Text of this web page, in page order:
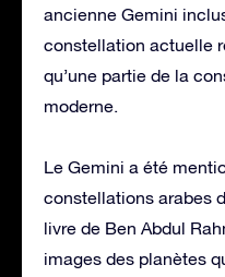
ancienne Gemini
constellation actuelle
qu’une partie de la
moderne.
Le Gemini a été
constellations arabes
livre de Ben Abdul
images des planètes